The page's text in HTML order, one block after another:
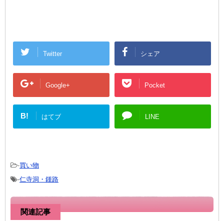
Twitter シェア
Google+ Pocket
B! はてブ LINE
-買い物
-仁寺洞・鍾路
関連記事